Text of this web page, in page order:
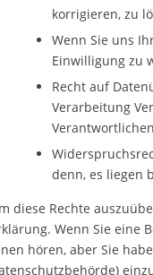
korrigieren, zu
Wenn Sie uns
Einwilligung zu
Recht auf
Verarbeitung
denn, es liegen
diese Rechte
Wenn Sie eine
hören, aber Sie